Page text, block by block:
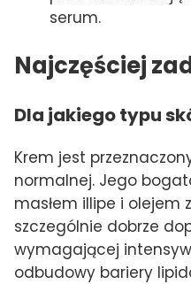
serum.
Najczęściej
Dla jakiego typu
Krem jest
normalnej. Jego
masłem illipe i olejem
szczególnie dobrze
wymagającej
odbudowy bariery